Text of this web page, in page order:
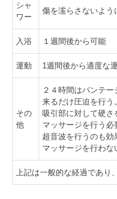
シャ
ワー
傷を濡らさないよう
入浴 １週間後から可能
運動 1週間後から適度な
その
他
２４時間はバンテ
来るだけ圧迫を行う。
吸引部に対して硬さ
マッサージを行う必
超音波を行うのも効
マッサージを行わな
上記は一般的な経過であり